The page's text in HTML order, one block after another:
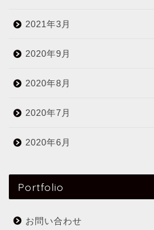
2021年3月
2020年9月
2020年8月
2020年7月
2020年6月
Portfolio
お問い合わせ